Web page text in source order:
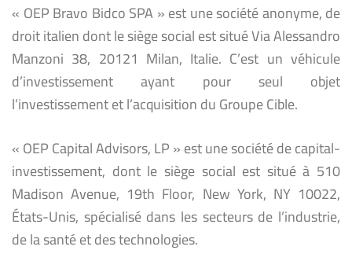
« OEP Bravo Bidco SPA » est une société anonyme, de
droit italien dont le siège social est situé Via Alessandro
Manzoni 38, 20121 Milan, Italie. C’est un véhicule
d’investissement ayant pour seul objet
l’investissement et l’acquisition du Groupe Cible.
« OEP Capital Advisors, LP » est une société de capital-
investissement, dont le siège social est situé à 510
Madison Avenue, 19th Floor, New York, NY 10022,
États-Unis, spécialisé dans les secteurs de l’industrie,
de la santé et des technologies.